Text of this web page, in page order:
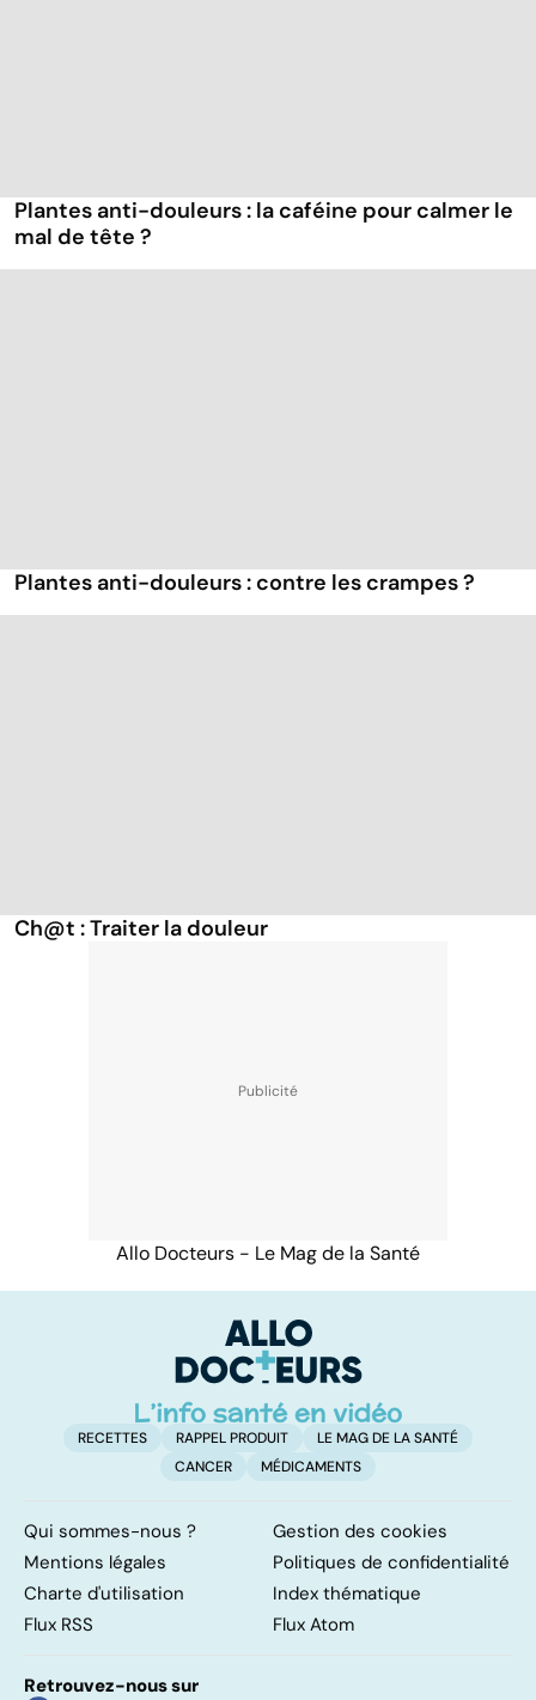
Plantes anti-douleurs : la caféine pour calmer le
mal de tête ?
Plantes anti-douleurs : contre les crampes ?
Ch@t : Traiter la douleur
Allo Docteurs - Le Mag de la Santé
RECETTES RAPPEL PRODUIT
LE MAG DE LA SANTÉ
CANCER
MÉDICAMENTS
Qui sommes-nous ?
Gestion des cookies
Mentions légales
Politiques de confidentialité
Charte d'utilisation
Index thématique
Flux RSS
Flux Atom
Retrouvez-nous sur